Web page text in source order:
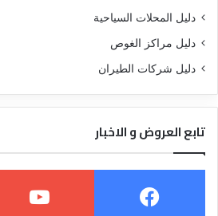
دليل المحلات السياحية
دليل مراكز الغوص
دليل شركات الطيران
تابع العروض و الاخبار